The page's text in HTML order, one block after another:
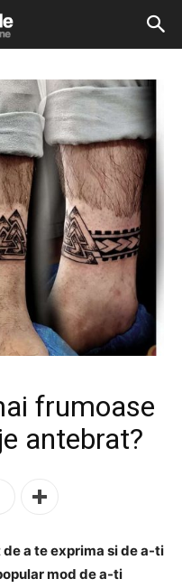
frumoase
antebrat?
a te exprima si de a-ti
mod de a-ti